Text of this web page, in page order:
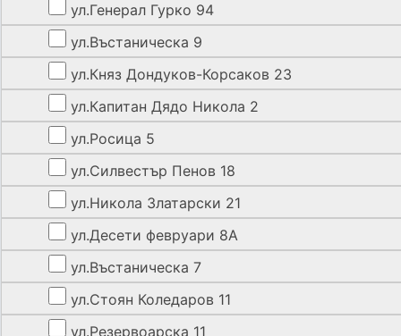
ул.Генерал Гурко 94
ул.Въстаническа 9
ул.Княз Дондуков-Корсаков 23
ул.Капитан Дядо Никола 2
ул.Росица 5
ул.Силвестър Пенов 18
ул.Никола Златарски 21
ул.Десети февруари 8А
ул.Въстаническа 7
ул.Стоян Коледаров 11
ул.Резервоарска 11